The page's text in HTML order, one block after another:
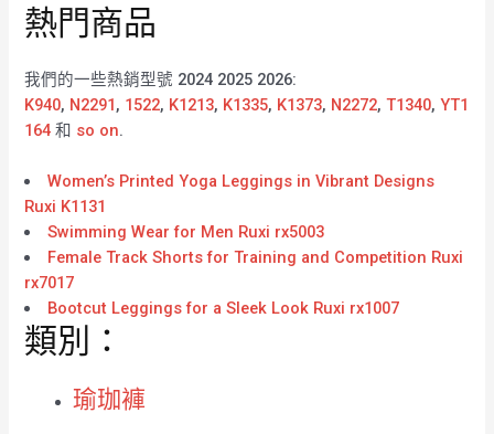
熱門商品
我們的一些熱銷型號 2024 2025 2026:
K940, N2291, 1522, K1213, K1335, K1373, N2272,T1340,YT1
164 和 so on.
Women’s Printed Yoga Leggings in Vibrant Designs
Ruxi K1131
Swimming Wear for Men Ruxi rx5003
Female Track Shorts for Training and Competition Ruxi
rx7017
Bootcut Leggings for a Sleek Look Ruxi rx1007
類別：
瑜珈褲